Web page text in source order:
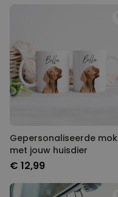
Gepersonaliseerde mok
met jouw huisdier
€ 12,99